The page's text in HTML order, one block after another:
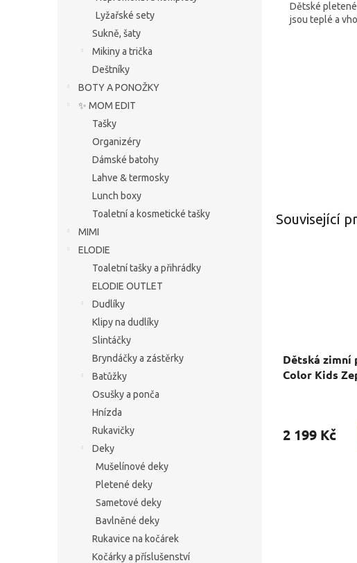
Lyžařské sety
Sukně, šaty
Mikiny a trička
Deštníky
BOTY A PONOŽKY
✨ MOM EDIT
Tašky
Organizéry
Dámské batohy
Lahve & termosky
Lunch boxy
Toaletní a kosmetické tašky
MIMI
ELODIE
Toaletní tašky a přihrádky
ELODIE OUTLET
Dudlíky
Klipy na dudlíky
Slintáčky
Bryndáčky a zástěrky
Batůžky
Osušky a ponča
Hnízda
Rukavičky
Deky
Mušelínové deky
Pletené deky
Sametové deky
Bavlněné deky
Rukavice na kočárek
Kočárky a příslušenství
Dětské
jsou teplé a
Související
Dětská zimní
Color Kids
2 199 Kč